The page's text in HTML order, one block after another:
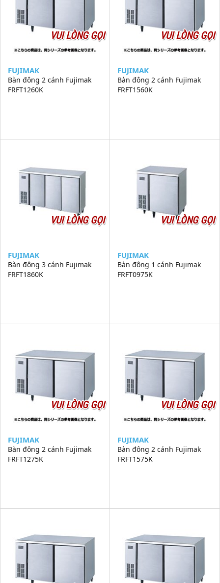
VUI LÒNG GỌI
FUJIMAK
Bàn đông 2 cánh Fujimak
FRFT1260K
VUI LÒNG GỌI
FUJIMAK
Bàn đông 2 cánh Fujimak
FRFT1560K
VUI LÒNG GỌI
FUJIMAK
Bàn đông 3 cánh Fujimak
FRFT1860K
VUI LÒNG GỌI
FUJIMAK
Bàn đông 1 cánh Fujimak
FRFT0975K
VUI LÒNG GỌI
FUJIMAK
Bàn đông 2 cánh Fujimak
FRFT1275K
VUI LÒNG GỌI
FUJIMAK
Bàn đông 2 cánh Fujimak
FRFT1575K